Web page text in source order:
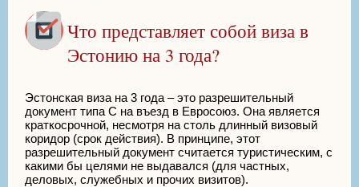
Что представляет собой виза в
Эстонию на 3 года?
Эстонская виза на 3 года – это разрешительный
документ типа С на въезд в Евросоюз. Она является
краткосрочной, несмотря на столь длинный визовый
коридор (срок действия). В принципе, этот
разрешительный документ считается туристическим, с
какими бы целями не выдавался (для частных,
деловых, служебных и прочих визитов).